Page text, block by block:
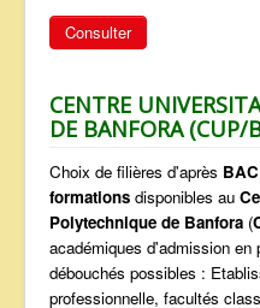
Consulter
CENTRE
DE BANFORA (CUP/
Choix de filières d'après BAC
formations disponibles au
Polytechnique de Banfora (
académiques d'admission en
débouchés possibles :
professionnelle, facultés